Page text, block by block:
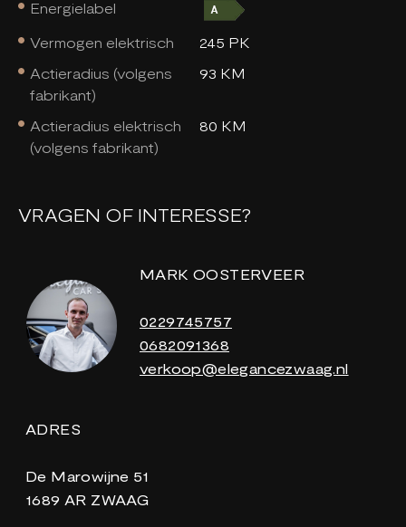
Energielabel
Vermogen elektrisch
245 PK
Actieradius (volgens
fabrikant)
93 KM
Actieradius elektrisch
(volgens fabrikant)
80 KM
VRAGEN OF INTERESSE?
MARK OOSTERVEER
0229745757
0682091368
verkoop@elegancezwaag.nl
ADRES
De Marowijne 51
1689 AR ZWAAG